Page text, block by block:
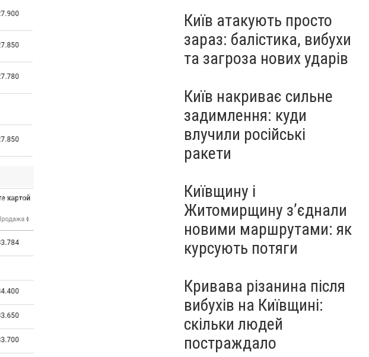
Київ атакують просто
зараз: балістика, вибухи
та загроза нових ударів
Київ накриває сильне
задимлення: куди
влучили російські
ракети
Київщину і
Житомирщину з’єднали
новими маршрутами: як
курсують потяги
Кривава різанина після
вибухів на Київщині:
скільки людей
постраждало